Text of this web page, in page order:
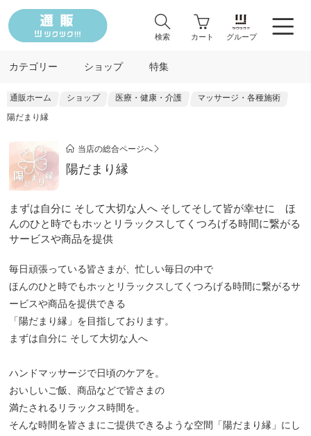
検索 カート グループ
カテゴリー ショップ 特集
通販ホーム ショップ 医療・健康・介護
マッサージ・各種施術
陽だまり縁
当店の総合ページへ
陽だまり縁
まずは自分に そして大切な人へ そしてそして皆が幸せに ほ
んのひと時でもホッとリラックスしてくつろげる時間に繋がる
サービスや商品を提供
毎日頑張っている皆さまが、忙しい毎日の中で
ほんのひと時でもホッとリラックスしてくつろげる時間に繋がるサ
ービスや商品を提供できる
「陽だまり縁」を目指しております。
まずは自分に そして大切な人へ
ハンドマッサージで日頃のケアを。
おいしいご飯、商品などで皆さまの
満たされるリラックス時間を。
そんな時間を皆さまにご提供できるような空間「陽だまり縁」にし